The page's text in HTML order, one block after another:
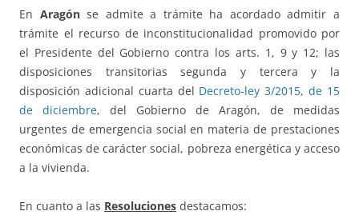
En Aragónse admite a trámite ha acordado admitir a
trámite el recurso de inconstitucionalidad promovido por
el Presidente del Gobierno contra los arts. 1, 9 y 12; las
disposiciones transitorias segunda y tercera y la
disposición adicional cuarta del Decreto-ley 3/2015, de 15
de diciembre, del Gobierno de Aragón, de medidas
urgentes de emergencia social en materia de prestaciones
económicas de carácter social, pobreza energética y acceso
a la vivienda.
En cuanto a las Resoluciones destacamos: